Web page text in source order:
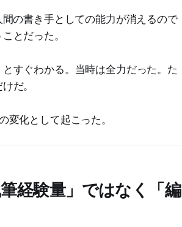
の書き手としての能力が消えるので
とだった。
すぐわかる。当時は全力だった。た
だ。
化として起こった。
経験量」ではなく「編